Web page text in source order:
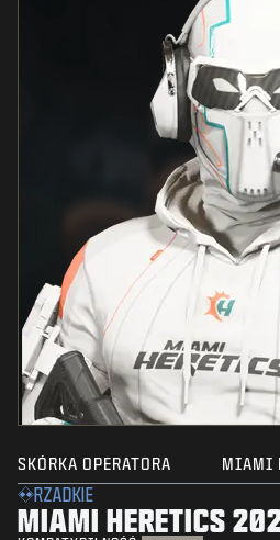
SKÓRKA OPERATORA MIAMI
RZADKIE
MIAMI HERETICS